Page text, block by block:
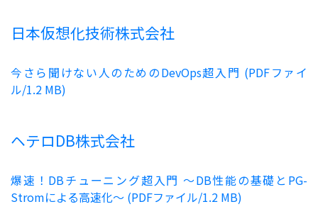
日本仮想化技術株式会社
今さら聞けない人のためのDevOps超入門 (PDFファイ
ル/1.2 MB)
ヘテロDB株式会社
爆速！DBチューニング超入門 〜DB性能の基礎とPG-
Stromによる高速化〜 (PDFファイル/1.2 MB)